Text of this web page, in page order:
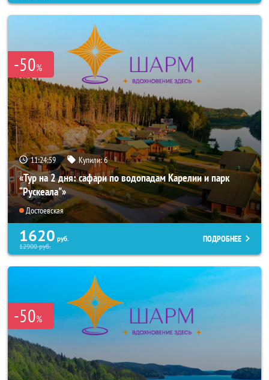
-50%
11:24:56 Купили:6
«Тур на 2 дня: сафари по водопадам Карелии и парк
“Рускеала"»
Достоевская
1620 руб.
12900руб.
ПОДРОБНЕЕ
-50%